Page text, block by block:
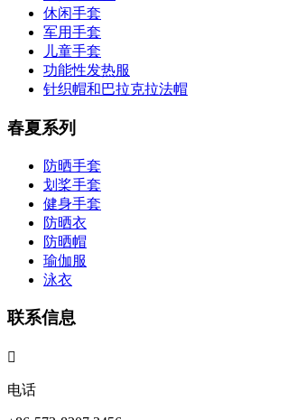
休闲手套
军用手套
儿童手套
功能性发热服
针织帽和巴拉克拉法帽
春夏系列
防晒手套
划桨手套
健身手套
防晒衣
防晒帽
瑜伽服
泳衣
联系信息

电话